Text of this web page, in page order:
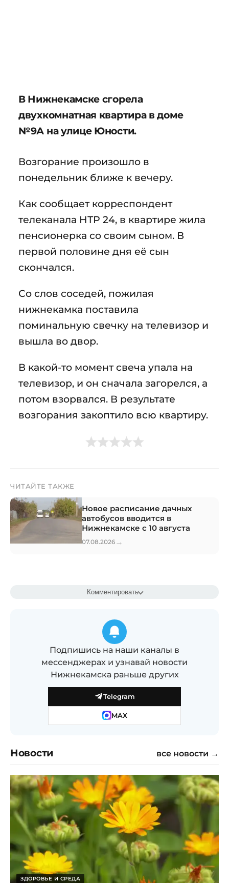
В Нижнекамске сгорела
двухкомнатная квартира в доме
№9А на улице Юности.
Возгорание произошло в
понедельник ближе к вечеру.
Как сообщает корреспондент
телеканала НТР 24, в квартире жила
пенсионерка со своим сыном. В
первой половине дня её сын
скончался.
Со слов соседей, пожилая
нижнекамка поставила
поминальную свечку на телевизор и
вышла во двор.
В какой-то момент свеча упала на
телевизор, и он сначала загорелся, а
потом взорвался. В результате
возгорания закоптило всю квартиру.
ЧИТАЙТЕ ТАКЖЕ
Новое расписание дачных
автобусов вводится в
Нижнекамске с 10 августа
07.08.2026 →
Комментировать
Подпишись на наши каналы в
мессенджерах и узнавай новости
Нижнекамска раньше других
Telegram
MAX
Новости все новости →
ЗДОРОВЬЕ И СРЕДА